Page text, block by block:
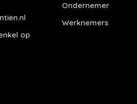
op
Ondernemer
Werknemers